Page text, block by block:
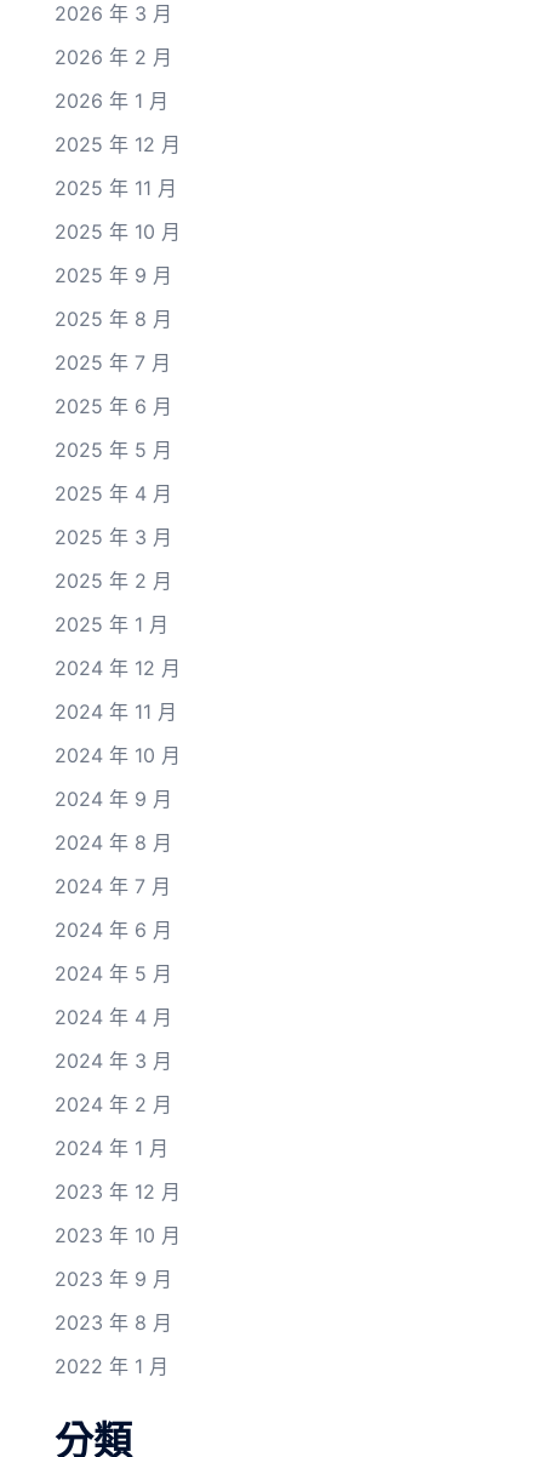
2026 年 3 月
2026 年 2 月
2026 年 1 月
2025 年 12 月
2025 年 11 月
2025 年 10 月
2025 年 9 月
2025 年 8 月
2025 年 7 月
2025 年 6 月
2025 年 5 月
2025 年 4 月
2025 年 3 月
2025 年 2 月
2025 年 1 月
2024 年 12 月
2024 年 11 月
2024 年 10 月
2024 年 9 月
2024 年 8 月
2024 年 7 月
2024 年 6 月
2024 年 5 月
2024 年 4 月
2024 年 3 月
2024 年 2 月
2024 年 1 月
2023 年 12 月
2023 年 10 月
2023 年 9 月
2023 年 8 月
2022 年 1 月
分類